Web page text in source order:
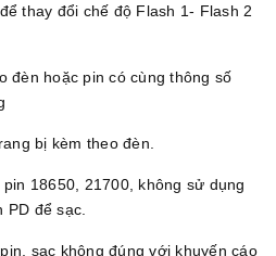
thay đổi chế độ Flash 1- Flash 2
đèn hoặc pin có cùng thông số
bị kèm theo đèn.
18650, 21700, không sử dụng
để sạc.
sạc không đúng với khuyến cáo